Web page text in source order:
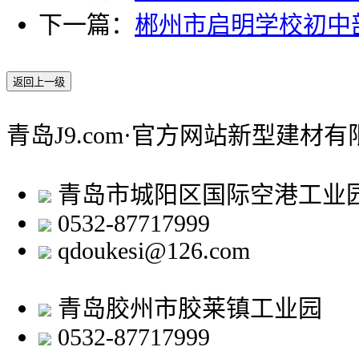
下一篇： 郴州市启明学校初中
返回上一级
青岛J9.com·官方网站新型建材有
青岛市城阳区国际空港工业
0532-87717999
qdoukesi@126.com
青岛胶州市胶莱镇工业园
0532-87717999